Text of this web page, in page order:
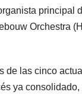
Orchestra
las cinco
ya